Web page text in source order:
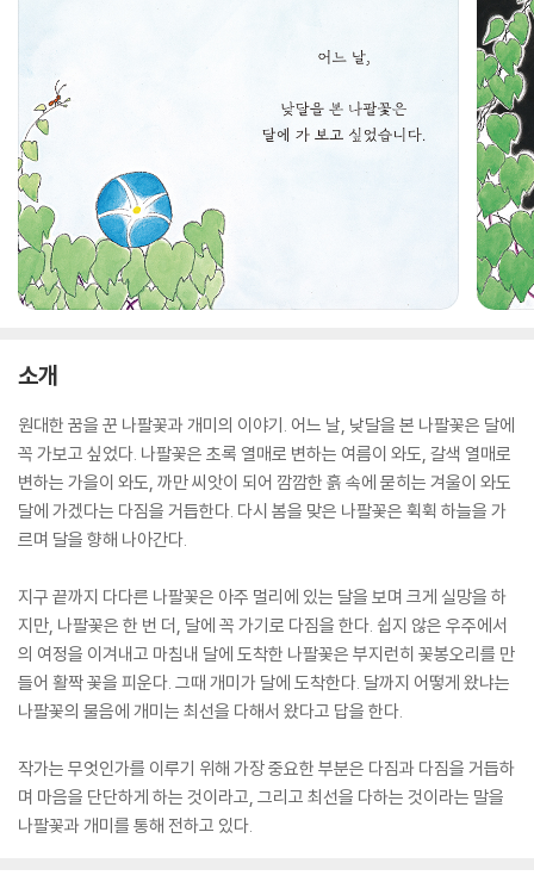
소개
원대한 꿈을 꾼 나팔꽃과 개미의 이야기. 어느 날, 낮달을 본 나팔꽃은 달에
꼭 가보고 싶었다. 나팔꽃은 초록 열매로 변하는 여름이 와도, 갈색 열매로
변하는 가을이 와도, 까만 씨앗이 되어 깜깜한 흙 속에 묻히는 겨울이 와도
달에 가겠다는 다짐을 거듭한다. 다시 봄을 맞은 나팔꽃은 휙휙 하늘을 가
르며 달을 향해 나아간다.
지구 끝까지 다다른 나팔꽃은 아주 멀리에 있는 달을 보며 크게 실망을 하
지만, 나팔꽃은 한 번 더, 달에 꼭 가기로 다짐을 한다. 쉽지 않은 우주에서
의 여정을 이겨내고 마침내 달에 도착한 나팔꽃은 부지런히 꽃봉오리를 만
들어 활짝 꽃을 피운다. 그때 개미가 달에 도착한다. 달까지 어떻게 왔냐는
나팔꽃의 물음에 개미는 최선을 다해서 왔다고 답을 한다.
작가는 무엇인가를 이루기 위해 가장 중요한 부분은 다짐과 다짐을 거듭하
며 마음을 단단하게 하는 것이라고, 그리고 최선을 다하는 것이라는 말을
나팔꽃과 개미를 통해 전하고 있다.